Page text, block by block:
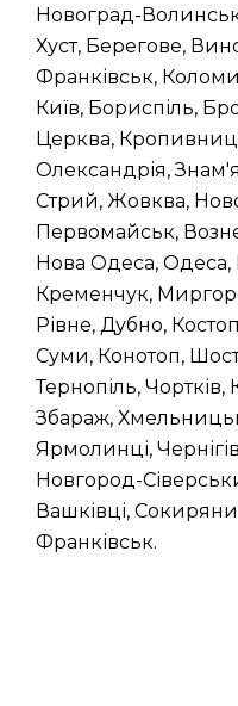
Новоград-
Хуст, Берегове,
Франківськ,
Київ, Бориспіль,
Церква,
Олександрія,
Стрий, Жовква,
Первомайськ,
Нова Одеса, Одеса,
Кременчук,
Рівне, Дубно,
Суми, Конотоп,
Тернопіль,
Збараж,
Ярмолинці,
Новгород-
Вашківці,
Франківськ.